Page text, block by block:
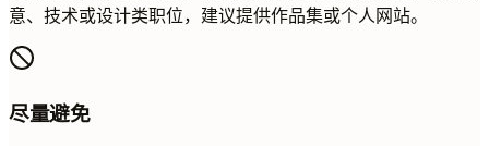
意、技术或设计类职位，建议提供作品集或个人网站。
尽量避免